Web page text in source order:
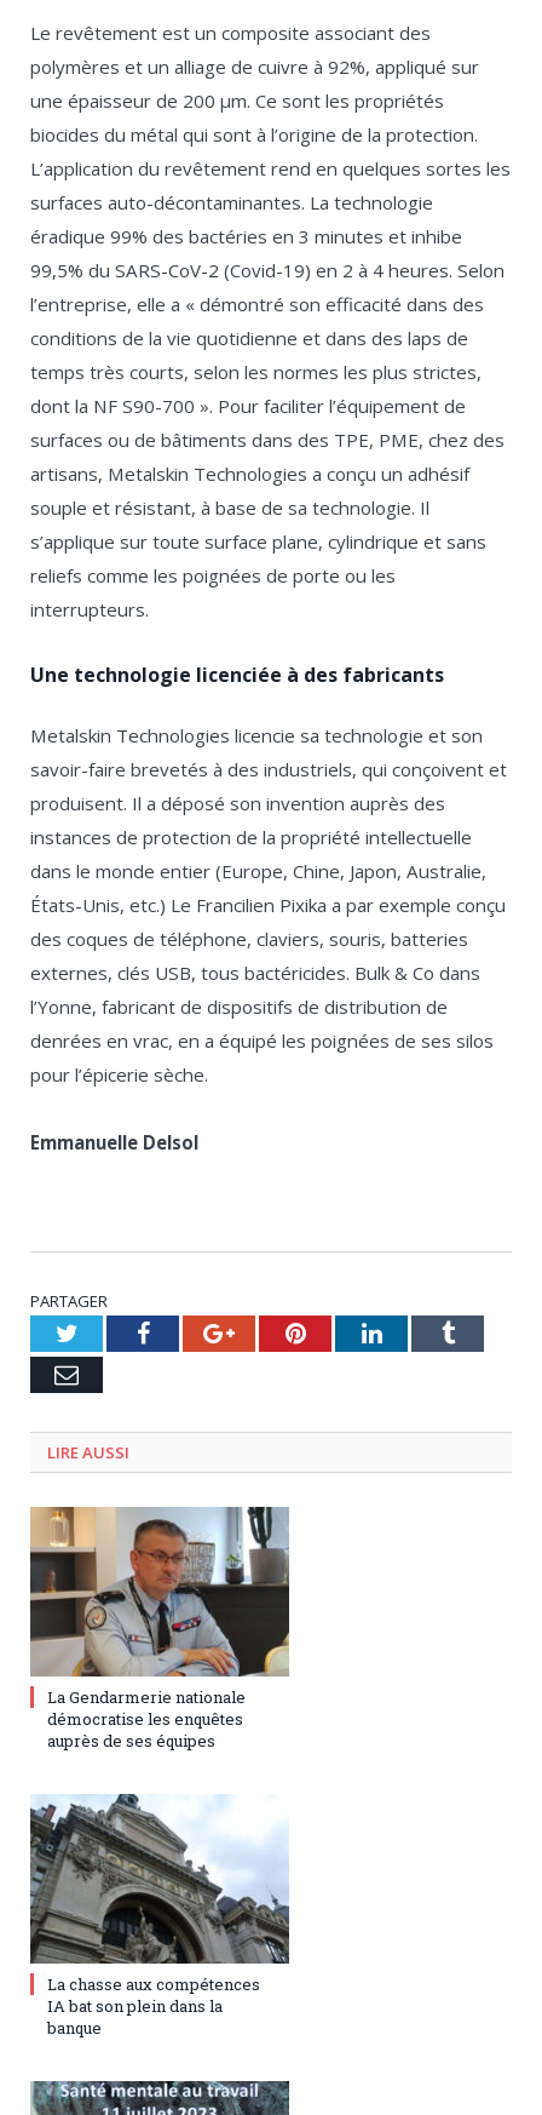
Le revêtement est un composite associant des
polymères et un alliage de cuivre à 92%, appliqué sur
une épaisseur de 200 µm. Ce sont les propriétés
biocides du métal qui sont à l’origine de la protection.
L’application du revêtement rend en quelques sortes les
surfaces auto-décontaminantes. La technologie
éradique 99% des bactéries en 3 minutes et inhibe
99,5% du SARS-CoV-2 (Covid-19) en 2 à 4 heures. Selon
l’entreprise, elle a « démontré son efficacité dans des
conditions de la vie quotidienne et dans des laps de
temps très courts, selon les normes les plus strictes,
dont la NF S90-700 ». Pour faciliter l’équipement de
surfaces ou de bâtiments dans des TPE, PME, chez des
artisans, Metalskin Technologies a conçu un adhésif
souple et résistant, à base de sa technologie. Il
s’applique sur toute surface plane, cylindrique et sans
reliefs comme les poignées de porte ou les
interrupteurs.
Une technologie licenciée à des fabricants
Metalskin Technologies licencie sa technologie et son
savoir-faire brevetés à des industriels, qui conçoivent et
produisent. Il a déposé son invention auprès des
instances de protection de la propriété intellectuelle
dans le monde entier (Europe, Chine, Japon, Australie,
États-Unis, etc.) Le Francilien Pixika a par exemple conçu
des coques de téléphone, claviers, souris, batteries
externes, clés USB, tous bactéricides. Bulk & Co dans
l’Yonne, fabricant de dispositifs de distribution de
denrées en vrac, en a équipé les poignées de ses silos
pour l’épicerie sèche.
Emmanuelle Delsol
PARTAGER
TwitterFacebookGoogle+PinterestLinkedInTumblr
Email
LIRE AUSSI
27 juillet 2023 0
La Gendarmerie nationale
démocratise les enquêtes
auprès de ses équipes
17 juillet 2023 0
La chasse aux compétences
IA bat son plein dans la
banque